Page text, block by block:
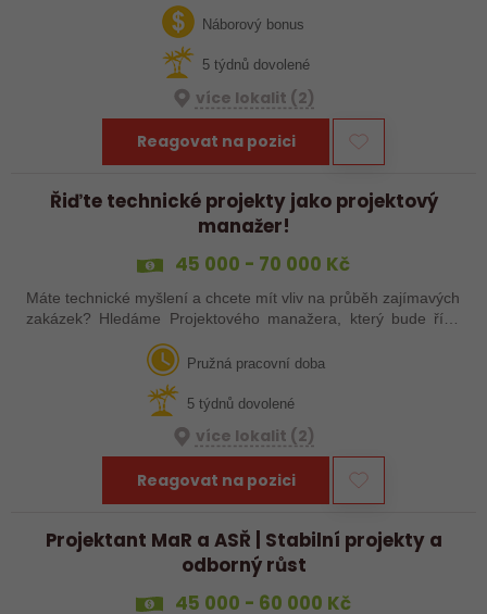
se zapojí do správy…
Náborový bonus
5 týdnů dovolené
více lokalit (2)
Reagovat na pozici
Řiďte technické projekty jako projektový
manažer!
45 000 - 70 000 Kč
Máte technické myšlení a chcete mít vliv na průběh zajímavých
zakázek? Hledáme Projektového manažera, který bude řídit
svěřené projekty, komunikovat s investory, dodavateli a podílet
Pružná pracovní doba
5 týdnů dovolené
více lokalit (2)
Reagovat na pozici
Projektant MaR a ASŘ | Stabilní projekty a
odborný růst
45 000 - 60 000 Kč